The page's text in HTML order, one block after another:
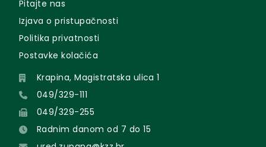
Pitajte nas
Izjava o pristupačnosti
Politika privatnosti
Postavke kolačića
Krapina, Magistratska ulica 1
049/329-111
049/329-255
Radnim danom od 7 do 15